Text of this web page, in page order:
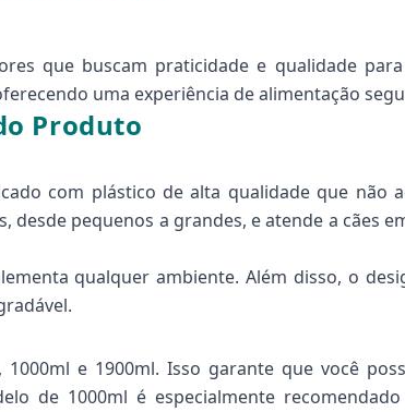
que buscam praticidade e qualidade
uma experiência de alimentação
Produto
com plástico de alta qualidade que não
pequenos a grandes, e atende a cães
qualquer ambiente. Além disso, o
e 1900ml. Isso garante que você
de 1000ml é especialmente